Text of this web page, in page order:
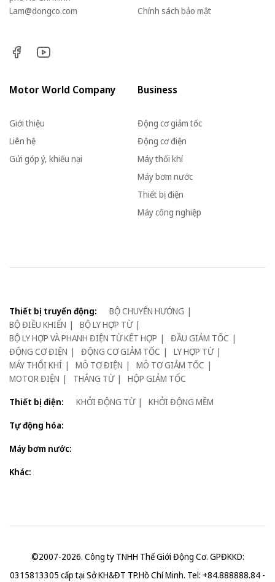
Lam@dongco.com
Chính sách bảo mật
Motor World Company
Giới thiệu
Liên hệ
Gửi góp ý, khiếu nại
Business
Động cơ giảm tốc
Động cơ điện
Máy thổi khí
Máy bơm nước
Thiết bị điện
Máy công nghiệp
Thiết bị truyển động:
BỘ CHUYỂN HƯỚNG
BỘ ĐIỀU KHIỂN
BỘ LY HỢP TỪ
BỘ LY HỢP VÀ PHANH ĐIỆN TỪ KẾT HỢP
ĐẦU GIẢM TỐC
ĐỘNG CƠ ĐIỆN
ĐỘNG CƠ GIẢM TỐC
LY HỢP TỪ
MÁY THỔI KHÍ
MÔ TƠ ĐIỆN
MÔ TƠ GIẢM TỐC
MOTOR ĐIỆN
THẮNG TỪ
HỘP GIẢM TỐC
Thiết bị điện:
KHỞI ĐỘNG TỪ
KHỞI ĐỘNG MỀM
Tự động hóa:
Máy bơm nước:
Khác:
©2007-2026. Công ty TNHH Thế Giới Động Cơ. GPĐKKD:
0315813305 cấp tại Sở KH&ĐT TP.Hồ Chí Minh. Tel: +84.888888.84 -